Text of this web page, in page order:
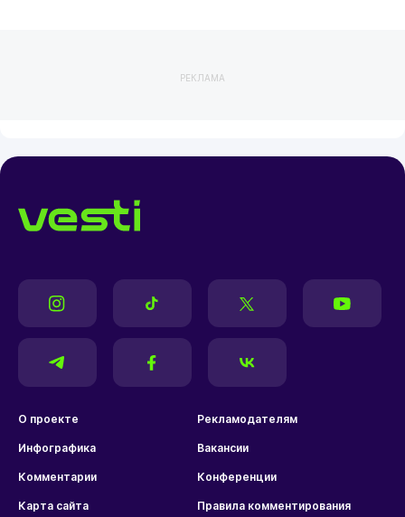
РЕКЛАМА
О проекте Рекламодателям
Инфографика Вакансии
Комментарии Конференции
Карта сайта Правила комментирования